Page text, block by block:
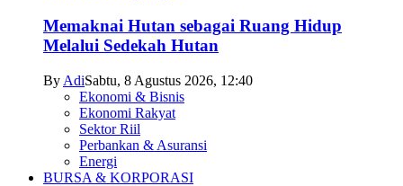
Memaknai Hutan sebagai Ruang Hidup
Melalui Sedekah Hutan
By AdiSabtu, 8 Agustus 2026, 12:40
Ekonomi & Bisnis
Ekonomi Rakyat
Sektor Riil
Perbankan & Asuransi
Energi
BURSA & KORPORASI